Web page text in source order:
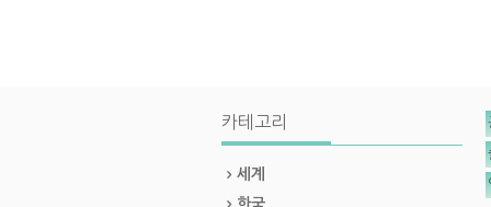
카테고리
세계